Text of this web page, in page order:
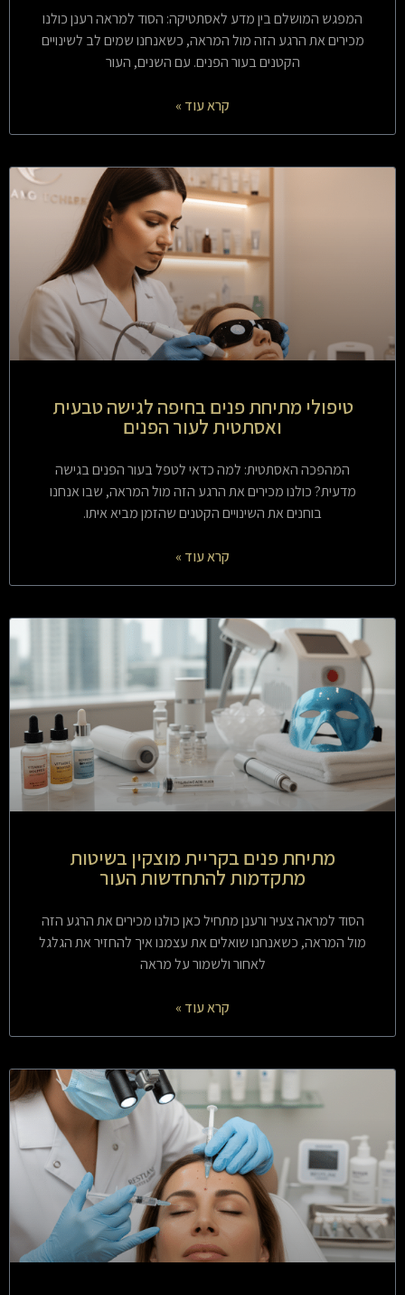
המפגש המושלם בין מדע לאסתטיקה: הסוד למראה רענן כולנו
מכירים את הרגע הזה מול המראה, כשאנחנו שמים לב לשינויים
הקטנים בעור הפנים. עם השנים, העור
קרא עוד »
טיפולי מתיחת פנים בחיפה לגישה טבעית
ואסתטית לעור הפנים
המהפכה האסתטית: למה כדאי לטפל בעור הפנים בגישה
מדעית? כולנו מכירים את הרגע הזה מול המראה, שבו אנחנו
בוחנים את השינויים הקטנים שהזמן מביא איתו.
קרא עוד »
מתיחת פנים בקריית מוצקין בשיטות
מתקדמות להתחדשות העור
הסוד למראה צעיר ורענן מתחיל כאן כולנו מכירים את הרגע הזה
מול המראה, כשאנחנו שואלים את עצמנו איך להחזיר את הגלגל
לאחור ולשמור על מראה
קרא עוד »